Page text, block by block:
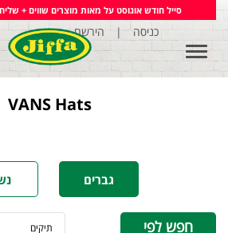
סייל חודש אוגוסט על מאות מוצרים שווים +
Toggle
navigation
כניסה | הירשם
VANS Hats
גברים
תיקים חפש לפי